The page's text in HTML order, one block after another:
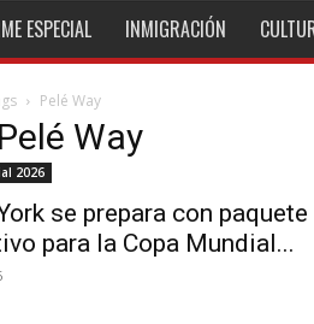
ESPECIAL INMIGRACIÓN
Pelé Way
Way
2026
se prepara con paquete
para la Copa Mundial...